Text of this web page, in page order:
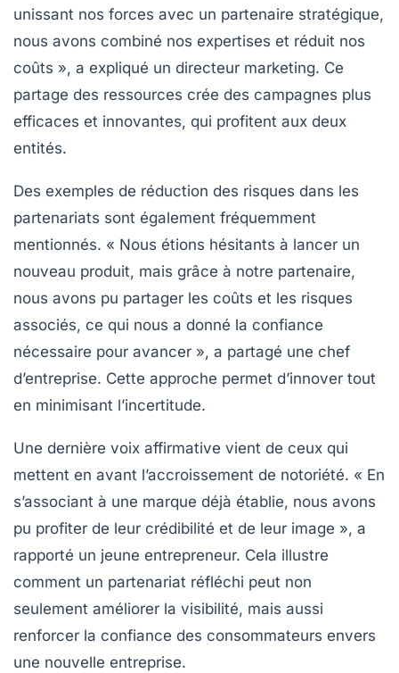
unissant nos forces avec un partenaire stratégique,
nous avons combiné nos expertises et réduit nos
coûts », a expliqué un directeur marketing. Ce
partage des ressources crée des campagnes plus
efficaces et innovantes, qui profitent aux deux
entités.
Des exemples de réduction des risques dans les
partenariats sont également fréquemment
mentionnés. « Nous étions hésitants à lancer un
nouveau produit, mais grâce à notre partenaire,
nous avons pu partager les coûts et les risques
associés, ce qui nous a donné la confiance
nécessaire pour avancer », a partagé une chef
d’entreprise. Cette approche permet d’innover tout
en minimisant l’incertitude.
Une dernière voix affirmative vient de ceux qui
mettent en avant l’accroissement de notoriété. « En
s’associant à une marque déjà établie, nous avons
pu profiter de leur crédibilité et de leur image », a
rapporté un jeune entrepreneur. Cela illustre
comment un partenariat réfléchi peut non
seulement améliorer la visibilité, mais aussi
renforcer la confiance des consommateurs envers
une nouvelle entreprise.